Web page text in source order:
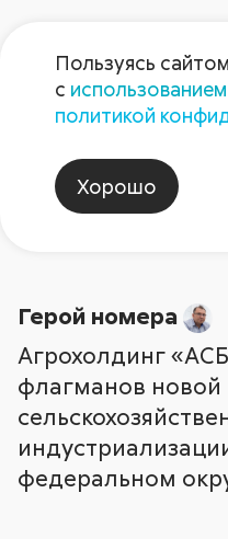
Газета №12 2024
2026 2025
Герой номера
2026 2025
Герой номера
Агрохолдинг
флагманов новой
федеральном
Пользуясь
с
политикой
Хорошо